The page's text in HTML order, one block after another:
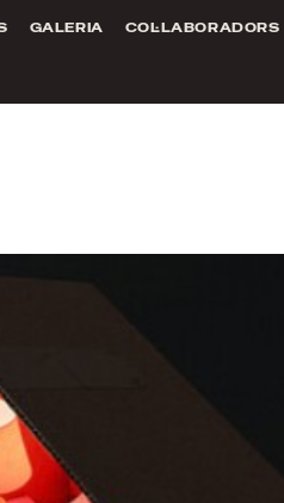
GALERIA COL·LABORADORS